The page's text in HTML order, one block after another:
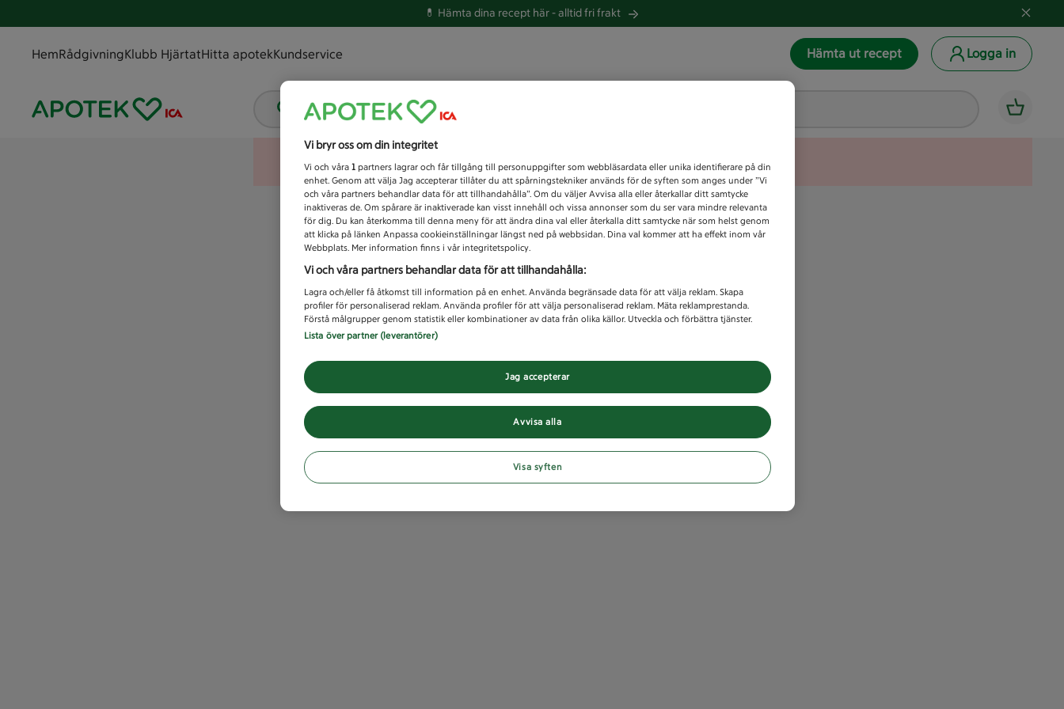
💊 Hämta dina recept här -alltid fri frakt
HemRådgivningKlubb HjärtatHitta apotekKundservice Hämta ut recept Logga in
Vad letar du efter idag?
Unknown error
Vi bryr oss om din integritet
Vi och våra 1 partners lagrar och får tillgång till personuppgifter som webbläsardata eller unika identifierare på din
enhet. Genom att välja Jag accepterar tillåter du att spårningstekniker används för de syften som anges under ”Vi
och våra partners behandlar data för att tillhandahålla”. Om du väljer Avvisa alla eller återkallar ditt samtycke
inaktiveras de. Om spårare är inaktiverade kan visst innehåll och vissa annonser som du ser vara mindre relevanta
för dig. Du kan återkomma till denna meny för att ändra dina val eller återkalla ditt samtycke när som helst genom
att klicka på länken Anpassa cookieinställningar längst ned på webbsidan. Dina val kommer att ha effekt inom vår
Webbplats. Mer information finns i vår integritetspolicy.
Vi och våra partners behandlar data för att tillhandahålla:
Lagra och/eller få åtkomst till information på en enhet. Använda begränsade data för att välja reklam. Skapa
profiler för personaliserad reklam. Använda profiler för att välja personaliserad reklam. Mäta reklamprestanda.
Förstå målgrupper genom statistik eller kombinationer av data från olika källor. Utveckla och förbättra tjänster.
Lista över partner (leverantörer)
Avvisa alla
Jag accepterar
Visa syften